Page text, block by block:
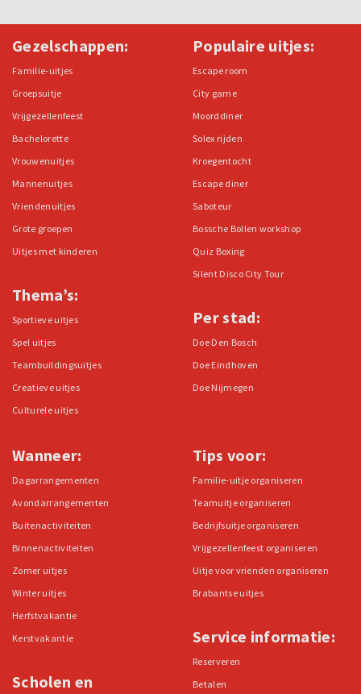
Gezelschappen:
Familie-uitjes
Groepsuitje
Vrijgezellenfeest
Bachelorette
Vrouwenuitjes
Mannenuitjes
Vriendenuitjes
Grote groepen
Uitjes met kinderen
Thema’s:
Sportieve uitjes
Spel uitjes
Teambuildingsuitjes
Creatieve uitjes
Culturele uitjes
Populaire uitjes:
Escape room
City game
Moorddiner
Solex rijden
Kroegentocht
Escape diner
Saboteur
Bossche Bollen workshop
Quiz Boxing
Silent Disco City Tour
Per stad:
Doe Den Bosch
Doe Eindhoven
Doe Nijmegen
Wanneer:
Dagarrangementen
Avondarrangementen
Buitenactiviteiten
Binnenactiviteiten
Zomer uitjes
Winter uitjes
Herfstvakantie
Kerstvakantie
Scholen en
Tips voor:
Familie-uitje organiseren
Teamuitje organiseren
Bedrijfsuitje organiseren
Vrijgezellenfeest organiseren
Uitje voor vrienden organiseren
Brabantse uitjes
Service informatie:
Reserveren
Betalen